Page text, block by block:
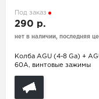
Под заказ
290 р.
нет в наличии, последняя
Колба AGU (4-8 Ga) +
60A, винтовые зажимы